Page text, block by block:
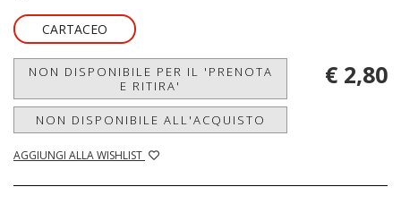
CARTACEO
NON DISPONIBILE PER IL 'PRENOTA
E RITIRA'
NON DISPONIBILE ALL'ACQUISTO
AGGIUNGI ALLA WISHLIST
€ 2,80